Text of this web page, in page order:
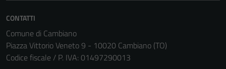
CONTATTI
Comune di Cambiano
Piazza Vittorio Veneto 9 - 10020 Cambiano (TO)
Codice fiscale / P. IVA: 01497290013